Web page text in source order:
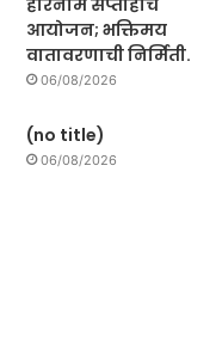
आयोजन; भक्तिमय
वातावरणाची निर्मिती.
06/08/2026
(no title)
06/08/2026